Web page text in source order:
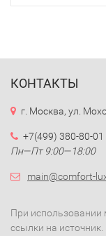
КОНТАКТЫ
г. Москва, ул.
+7(499) 380-80-01
Пн—Пт 9:00—18:00
main@comfort-
При использовании
ссылки на источник.